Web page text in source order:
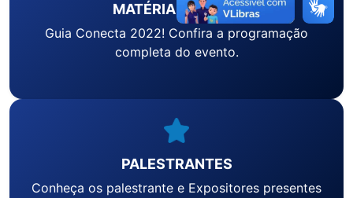
MATÉRIA DE CAPA
Guia Conecta 2022! Confira a programação
completa do evento.
PALESTRANTES
Conheça os palestrante e Expositores presentes